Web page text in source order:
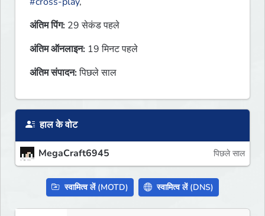
अंतिम पिंग: 29 सेकंड पहले
अंतिम ऑनलाइन: 19 मिनट पहले
अंतिम संपादन:पिछले साल
हाल के वोट
MegaCraft6945 पिछले साल
स्वामित्व लें (MOTD) स्वामित्व लें (DNS)